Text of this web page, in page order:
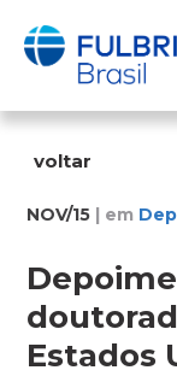
Skip
voltar
NOV/15 | em
Estados